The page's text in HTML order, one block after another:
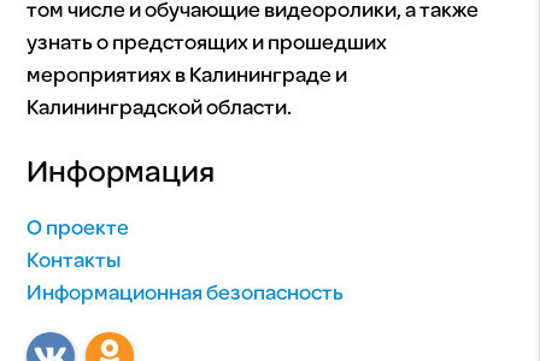
том числе и обучающие видеоролики, а также
узнать о предстоящих и прошедших
мероприятиях в Калининграде и
Калининградской области.
Информация
О проекте
Контакты
Информационная безопасность